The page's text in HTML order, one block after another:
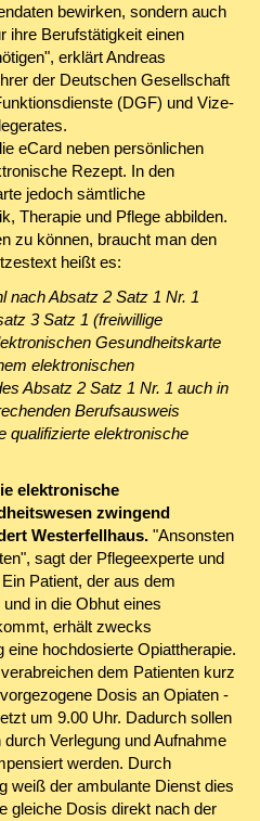
bewirken, sondern auch
ihre Berufstätigkeit einen
erklärt Andreas
der Deutschen Gesellschaft
(DGF) und Vize-
eCard neben persönlichen
Rezept. In den
jedoch sämtliche
Therapie und Pflege abbilden.
zu können, braucht man den
heißt es:
nach Absatz 2 Satz 1 Nr. 1
3 Satz 1 (freiwillige
Gesundheitskarte
elektronischen
Absatz 2 Satz 1 Nr. 1 auch in
Berufsausweis
qualifizierte elektronische
elektronische
zwingend
Westerfellhaus."Ansonsten
sagt der Pflegeexperte und
Patient, der aus dem
in die Obhut eines
erhält zwecks
hochdosierte Opiattherapie.
dem Patienten kurz
Dosis an Opiaten -
um 9.00 Uhr. Dadurch sollen
Verlegung und Aufnahme
werden. Durch
weiß der ambulante Dienst dies
gleiche Dosis direkt nach der